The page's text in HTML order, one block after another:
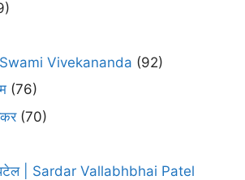
| Swami Vivekananda (92)
(76)
(70)
पटेल | Sardar Vallabhbhai Patel